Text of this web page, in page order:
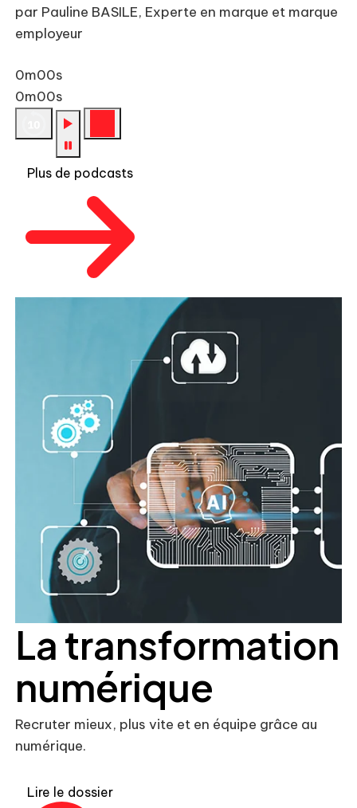
par Pauline BASILE, Experte en marque et marque
employeur
0m00s
0m00s
Plus de podcasts
La transformation
numérique
Recruter mieux, plus vite et en équipe grâce au
numérique.
Lire le dossier